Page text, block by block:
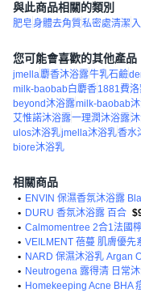
與此商品相關的類別
肥皂身體去角質私密處清潔
您可能會喜歡的其他產品
jmella麝香沐浴露牛乳石鹼
milk-baobab白麝香1881費
beyond沐浴露milk-baobab
艾惟諾沐浴露一理潤沐浴露
ulos沐浴乳jmella沐浴乳香水
biore沐浴乳
相關商品
• ENVIN 保濕香氛沐浴露
• DURU 香氛沐浴露 百合
• Calmomentree 2合1法國
• VEILMENT 蓓蔓 肌膚優先
• NARD 保濕沐浴乳 Argan
• Neutrogena 露得清 日常
• Homekeeping Acne BHA